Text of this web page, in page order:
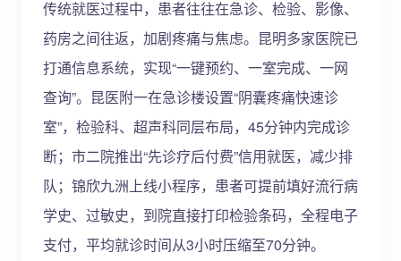
传统就医过程中，患者往往在急诊、检验、影像、
药房之间往返，加剧疼痛与焦虑。昆明多家医院已
打通信息系统，实现“一键预约、一室完成、一网
查询”。昆医附一在急诊楼设置“阴囊疼痛快速诊
室”，检验科、超声科同层布局，45分钟内完成诊
断；市二院推出“先诊疗后付费”信用就医，减少排
队；锦欣九洲上线小程序，患者可提前填好流行病
学史、过敏史，到院直接打印检验条码，全程电子
支付，平均就诊时间从3小时压缩至70分钟。